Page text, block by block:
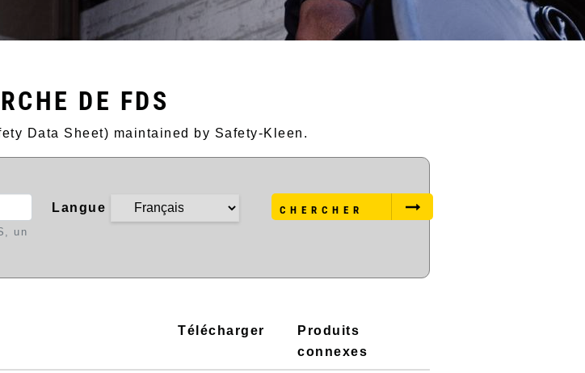
DE FDS
Data Sheet) maintained by Safety-Kleen.
un
Langue CHERCHER
Télécharger
Produits
connexes